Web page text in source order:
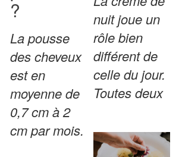
?
La pousse
des cheveux
est en
moyenne de
0,7 cm à 2
cm par mois.
nuit joue un
rôle bien
différent de
celle du jour.
Toutes deux